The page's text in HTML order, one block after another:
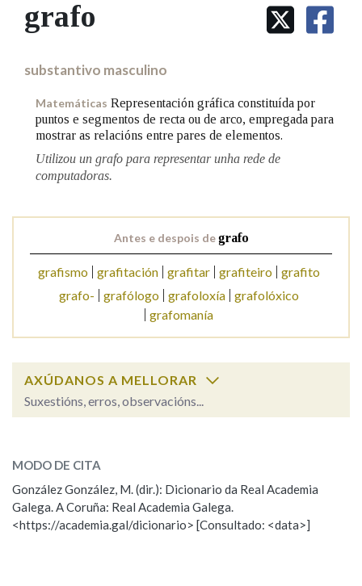
IDENTIDADE CORPORATIVA
MARCIAL DEL ADALID
FIGURAS HOMENAXEADAS
PRIMAVERA DAS LETRAS
PORTAL DAS PALABRAS
Facebook
TwitterYoutubeInstagram
BUSCAR NOS LEMAS
Remata por
Contén
Nas definicións
Na fraseoloxía
Marcas gramaticais
grafo
substantivo masculino
Matemáticas Representación gráfica constituída por
puntos e segmentos de recta ou de arco, empregada para
mostrar as relacións entre pares de elementos.
Utilizou un grafo para representar unha rede de
computadoras.
Antes e despois degrafo
grafismo grafitación grafitar grafiteiro grafito
grafo-
grafólogo grafoloxía grafolóxico
grafomanía
AXÚDANOS A MELLORAR
Suxestións, erros, observacións...
ESCOLLE UNHA OPCIÓN:
Observación Hai un erro na palabra
Propoño mellorar a definición
MODO DE CITA
González González, M. (dir.): Dicionario da Real Academia
Galega. A Coruña: Real Academia Galega.
<https://academia.gal/dicionario> [Consultado: <data>]